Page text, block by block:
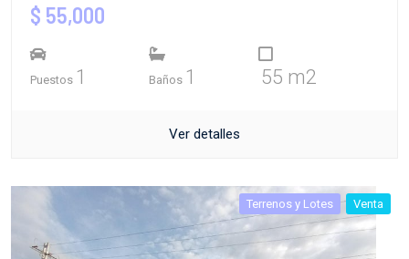
$ 55,000
Puestos 1 Baños 1 55 m2
Ver detalles
Terrenos y Lotes Venta